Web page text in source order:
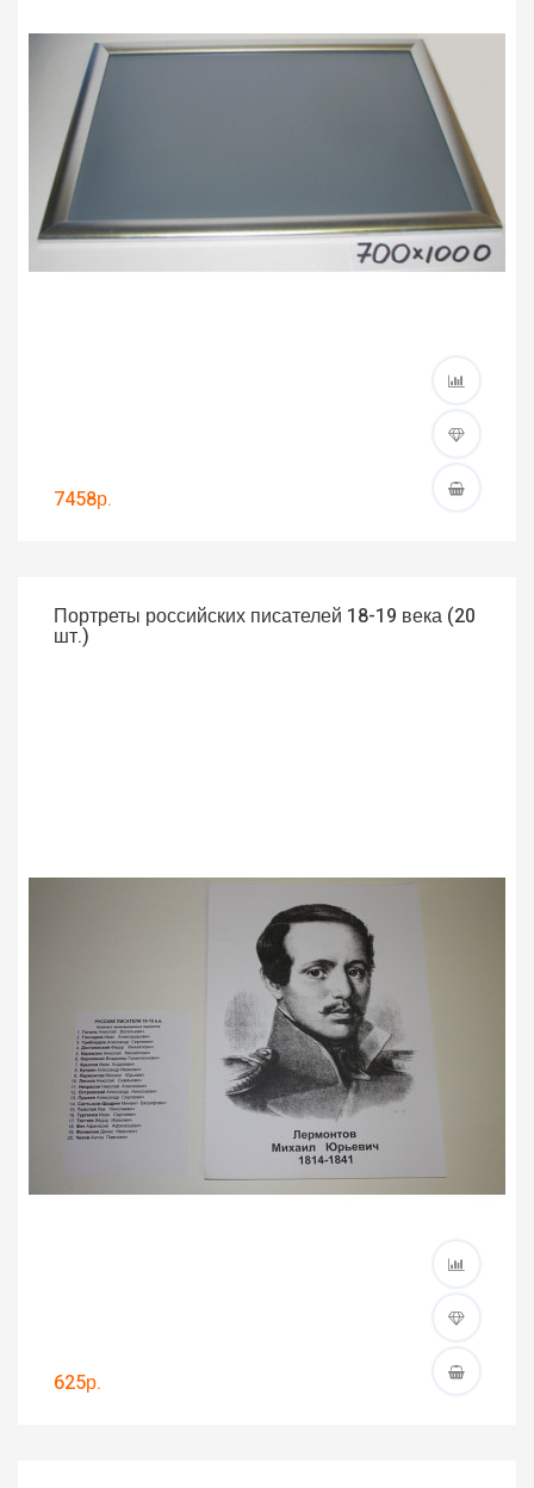
7458р.
Портреты российских писателей 18-19 века (20
шт.)
625р.